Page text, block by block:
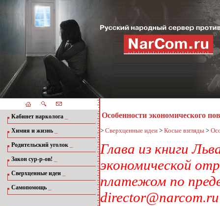
Кабинет нарколога
Химия и жизнь
Родительский уголок
Закон сур-р-ов!
Сверхценные идеи
Самопомощь
Особенности экономического
> Сверхценные идеи > Косые взгляды >
Глава из книги
экономической
платежом по
director@narcom.ru